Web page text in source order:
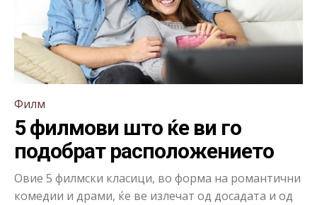
Филм
5 филмови што ќе ви го
подобрат расположението
Овие 5 филмски класици, во форма на романтични
комедии и драми, ќе ве излечат од досадата и од